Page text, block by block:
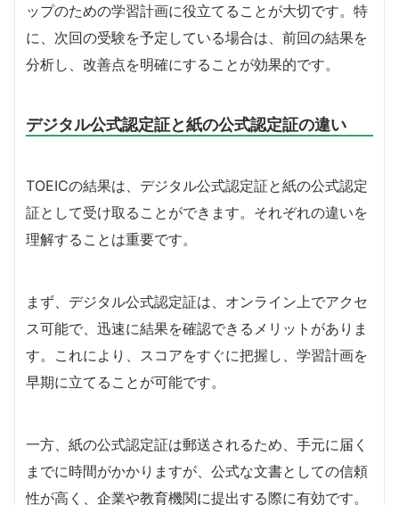
ップのための学習計画に役立てることが大切です。特
に、次回の受験を予定している場合は、前回の結果を
分析し、改善点を明確にすることが効果的です。
デジタル公式認定証と紙の公式認定証の違い
TOEICの結果は、デジタル公式認定証と紙の公式認定
証として受け取ることができます。それぞれの違いを
理解することは重要です。
まず、デジタル公式認定証は、オンライン上でアクセ
ス可能で、迅速に結果を確認できるメリットがありま
す。これにより、スコアをすぐに把握し、学習計画を
早期に立てることが可能です。
一方、紙の公式認定証は郵送されるため、手元に届く
までに時間がかかりますが、公式な文書としての信頼
性が高く、企業や教育機関に提出する際に有効です。